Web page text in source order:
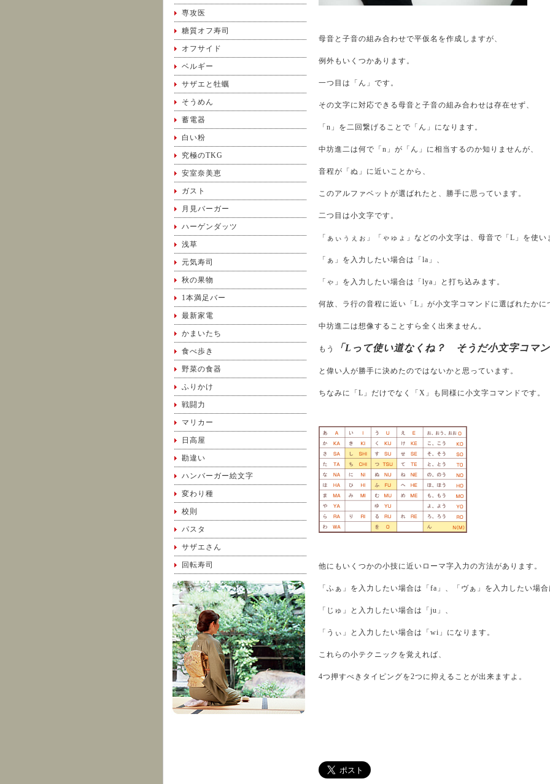
母音と子音の組み合わせで平仮名を作成しますが、
例外もいくつかあります。
一つ目は「ん」です。
その文字に対応できる母音と子音の組み合わせは存在せず、
「n」を二回繋げることで「ん」になります。
中坊進二は何で「n」が「ん」に相当するのか知りませんが、
音程が「ぬ」に近いことから、
このアルファベットが選ばれたと、勝手に思っています。
二つ目は小文字です。
「ぁぃぅぇぉ」「ゃゅょ」などの小文字は、母音で「L」を使い
「ぁ」を入力したい場合は「la」、
「ゃ」を入力したい場合は「lya」と打ち込みます。
何故、ラ行の音程に近い「L」が小文字コマンドに選ばれたかに
中坊進二は想像することすら全く出来ません。
もう 「Lって使い道なくね？ そうだ小文字コマン
と偉い人が勝手に決めたのではないかと思っています。
ちなみに「L」だけでなく「X」も同様に小文字コマンドです。
他にもいくつかの小技に近いローマ字入力の方法があります。
「ふぁ」を入力したい場合は「fa」、「ヴぁ」を入力したい場合
「じゅ」と入力したい場合は「ju」、
「うぃ」と入力したい場合は「wi」になります。
これらの小テクニックを覚えれば、
4つ押すべきタイピングを2つに抑えることが出来ますよ。
専攻医
糖質オフ寿司
オフサイド
ベルギー
サザエと牡蠣
そうめん
蓄電器
白い粉
究極のTKG
安室奈美恵
ガスト
月見バーガー
ハーゲンダッツ
浅草
元気寿司
秋の果物
1本満足バー
最新家電
かまいたち
食べ歩き
野菜の食器
ふりかけ
戦闘力
マリカー
日高屋
勘違い
ハンバーガー絵文字
変わり種
校則
パスタ
サザエさん
回転寿司